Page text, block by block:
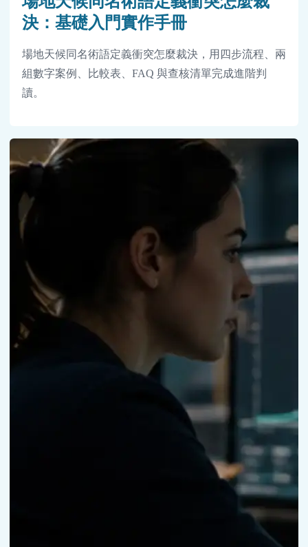
決：基礎入門實作手冊
場地天候同名術語定義衝突怎麼裁決，用四步流程、兩
組數字案例、比較表、FAQ 與查核清單完成進階判
讀。